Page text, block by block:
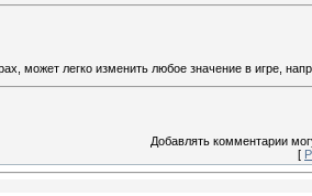
может легко изменить любое значение в игре,
Добавлять комментарии
[